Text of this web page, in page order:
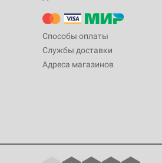
Способы оплаты
Службы доставки
Адреса магазинов